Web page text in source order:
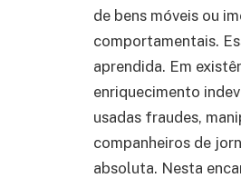
de bens móveis ou
comportamentais.
aprendida. Em
enriquecimento
usadas fraudes,
companheiros de
absoluta. Nesta